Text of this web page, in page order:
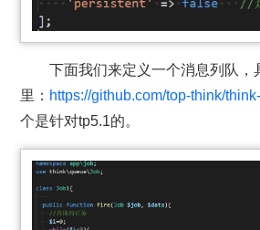
下面我们来定义一个消息列队，
里： https://github.com/top-think/
个是针对tp5.1的。